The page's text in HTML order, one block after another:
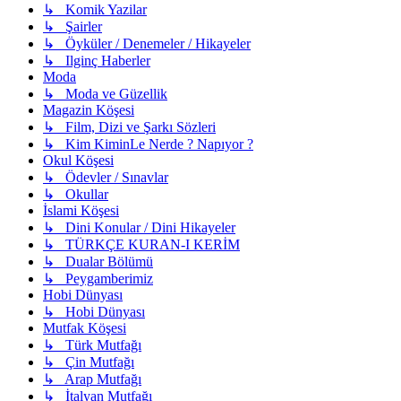
↳ Komik Yazilar
↳ Şairler
↳ Öyküler / Denemeler / Hikayeler
↳ Ilginç Haberler
Moda
↳ Moda ve Güzellik
Magazin Köşesi
↳ Film, Dizi ve Şarkı Sözleri
↳ Kim KiminLe Nerde ? Napıyor ?
Okul Köşesi
↳ Ödevler / Sınavlar
↳ Okullar
İslami Köşesi
↳ Dini Konular / Dini Hikayeler
↳ TÜRKÇE KURAN-I KERİM
↳ Dualar Bölümü
↳ Peygamberimiz
Hobi Dünyası
↳ Hobi Dünyası
Mutfak Köşesi
↳ Türk Mutfağı
↳ Çin Mutfağı
↳ Arap Mutfağı
↳ İtalyan Mutfağı